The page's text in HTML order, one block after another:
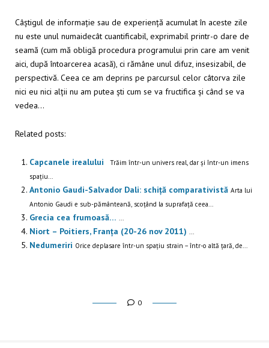
Câștigul de informație sau de experiență acumulat în aceste zile
nu este unul numaidecât cuantificabil, exprimabil printr-o dare de
seamă (cum mă obligă procedura programului prin care am venit
aici, după întoarcerea acasă), ci rămâne unul difuz, insesizabil, de
perspectivă. Ceea ce am deprins pe parcursul celor câtorva zile
nici eu nici alții nu am putea ști cum se va fructifica și când se va
vedea…
Related posts:
Capcanele irealului
Trăim într-un univers real, dar și într-un imens
spațiu...
Antonio Gaudi-Salvador Dali: schiță comparativistă Arta lui
Antonio Gaudi e sub-pământeană, scoțând la suprafață ceea...
Grecia cea frumoasă…
Niort – Poitiers, Franța (20-26 nov 2011)
Nedumeriri Orice deplasare într-un spațiu strain – într-o altă țară, de...
0